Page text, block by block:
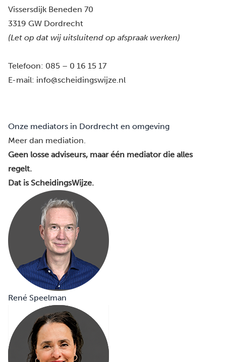
Vissersdijk Beneden 70
3319 GW Dordrecht
(Let op dat wij uitsluitend op afspraak werken)
Telefoon: 085 – 0 16 15 17
E-mail: info@scheidingswijze.nl
Onze mediators in Dordrecht en omgeving
Meer dan mediation.
Geen losse adviseurs, maar één mediator die alles
regelt.
Dat is ScheidingsWijze.
René Speelman